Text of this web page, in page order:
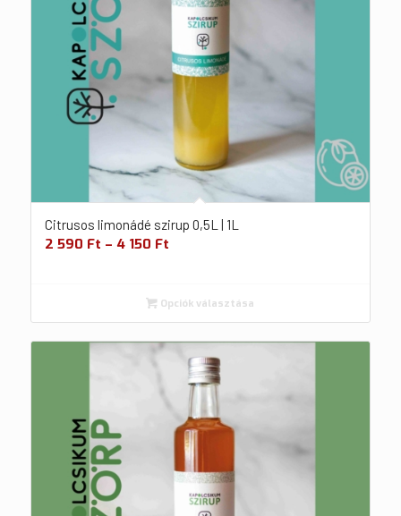
Citrusos limonádé szirup 0,5L | 1L
2 590 Ft – 4 150 Ft
Opciók választása